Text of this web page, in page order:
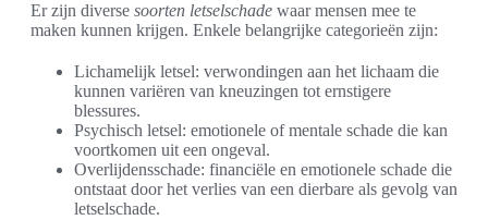
Er zijn diverse soorten letselschade waar mensen mee te
maken kunnen krijgen. Enkele belangrijke categorieën zijn:
Lichamelijk letsel: verwondingen aan het lichaam die
kunnen variëren van kneuzingen tot ernstigere
blessures.
Psychisch letsel: emotionele of mentale schade die kan
voortkomen uit een ongeval.
Overlijdensschade: financiële en emotionele schade die
ontstaat door het verlies van een dierbare als gevolg van
letselschade.